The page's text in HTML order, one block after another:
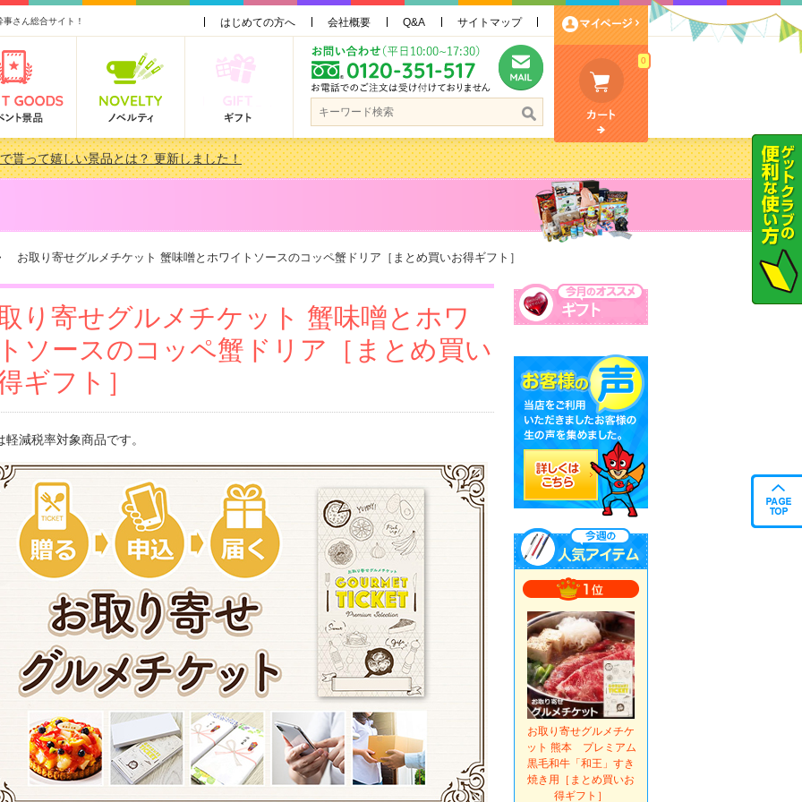
さん総合サイト！ はじめての方へ 会社概要 Q&A サイトマップ
0
3000円未満［2000円～2999円編］もらってうれしい人気ラ…
おすすめ金額別人気ランキング 更新しました！
り寄せグルメチケット 蟹味噌とホワイトソースのコッペ蟹ドリア［まとめ買いお得ギフト］
り寄せグルメチケット 蟹味噌とホワ
ソースのコッペ蟹ドリア［まとめ買い
ギフト］
減税率対象商品です。
お取り寄せグルメチケ
ット 熊本 プレミアム
黒毛和牛「和王」すき
焼き用［まとめ買いお
得ギフト］